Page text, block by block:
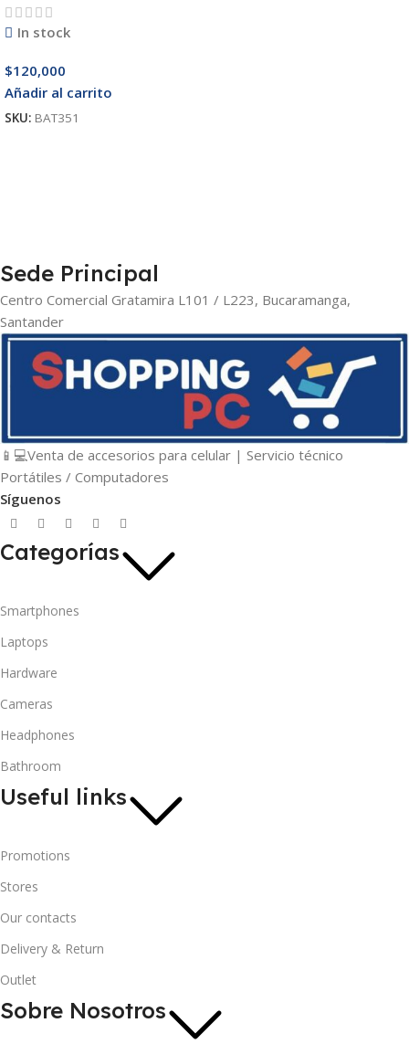
In stock
$120,000
Añadir al carrito
SKU: BAT351
Sede Principal
Centro Comercial Gratamira L101 / L223, Bucaramanga,
Santander
📱💻Venta de accesorios para celular | Servicio técnico
Portátiles / Computadores
Síguenos
Categorías
Smartphones
Laptops
Hardware
Cameras
Headphones
Bathroom
Useful links
Promotions
Stores
Our contacts
Delivery & Return
Outlet
Sobre Nosotros